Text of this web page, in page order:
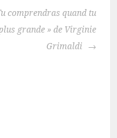
comprendras quand tu
grande » de Virginie
Grimaldi